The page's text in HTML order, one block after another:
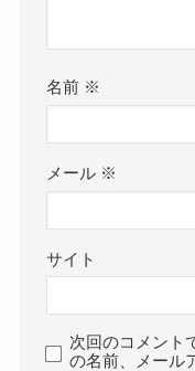
名前 ※
メール ※
サイト
次回のコメント
の名前、メール